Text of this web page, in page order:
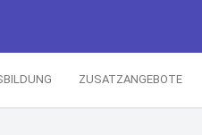
ZUSATZANGEBOTE